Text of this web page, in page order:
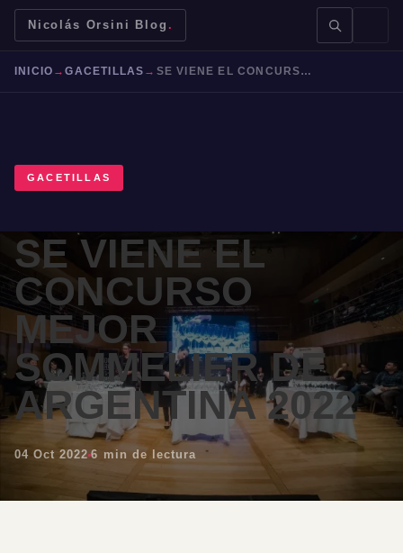
Nicolás Orsini Blog .
Mendoza Malbec Bodegas
INICIO →GACETILLAS → SE VIENE EL CONCURSO MEJOR SOMMELIER DE ARGENTINA 2022
GACETILLAS
SE VIENE EL
CONCURSO
MEJOR
SOMMELIER DE
ARGENTINA 2022
04 Oct 2022 6 min de lectura